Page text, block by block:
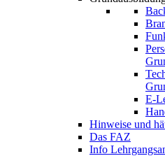
E-
Hinweise und
Das FAZ
Info